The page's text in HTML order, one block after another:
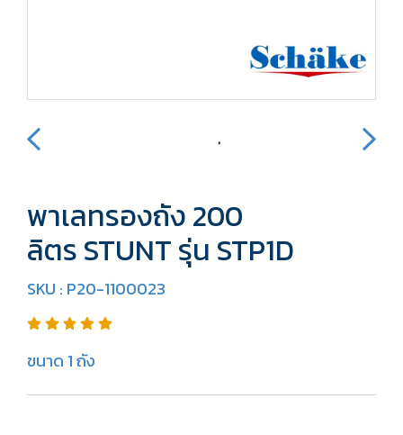
พาเลทรองถัง 200
ลิตร STUNT รุ่น STP1D
SKU : P20-1100023
ขนาด 1 ถัง